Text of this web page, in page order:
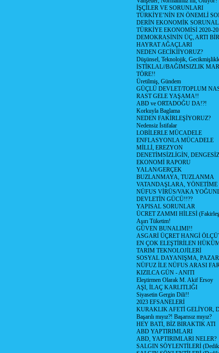
İŞÇİLER VE SORUNLARI
TÜRKİYE’NİN EN ÖNEMLİ
DERİN EKONOMİK
TÜRKİYE EKONOMİSİ 2020-
DEMOKRASİNİN ÜÇ, ARTI
HAYRAT AĞAÇLARI
NEDEN GECİKİİYORUZ?
Düşünsel, Teknolojik,
İSTİKLAL//BAĞIMSIZLIK
TÖRE!!
Üretilmiş, Gündem
GÜÇLÜ DEVLET/TOPLUM
RAST GELE YAŞAMA!!
ABD ve ORTADOĞU DA!?!
Korkuyla Baglama
NEDEN FAKİRLEŞİYORUZ?
Nedensiz İstifalar
LOBİLERLE MÜCADELE
ENFLASYONLA MÜCADELE
MİLLİ, EREZYON
DENETİMSİZLİGİN,
EKONOMİ RAPORU
YALAN/GERÇEK
BUZLANMAYA, TUZLANMA
VATANDAŞLARA,
NÜFUS VİRÜS/VAKA
DEVLETİN GÜCÜ!!??
YAPISAL SORUNLAR
ÜCRET ZAMMI HİLESİ
Aşırı Tüketim!
GÜVEN BUNALIMI!!
ASGARİ ÜÇRET HANGİ
EN ÇOK ELEŞTİRİLEN
TARIM TEKNOLOJİLERİ
SOSYAL DAYANIŞMA,
NÜFUZ İLE NÜFUS ARASI
KIZILCA GÜN - ANITI
Eleştirmen Olarak M. Akif Ersoy
AŞI, İLAÇ KARLITLIĞI
Siyasetin Gergin Dili!!
2023 EFSANELERİ
KURAKLIK AFETİ GELİYOR,
Başarılı mıyız?! Başarısız mıyız?
HEY BATI, BİZ BIRAKTIK ATI
ABD YAPTIRIMLARI
ABD, YAPTIRIMLARI NELER?
SALGIN SÖYLENTİLERİ